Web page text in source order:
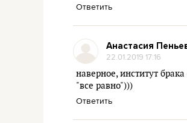
Ответить
Анастасия
22.01.2019 17:16
наверное, институт
"все равно")))
Ответить